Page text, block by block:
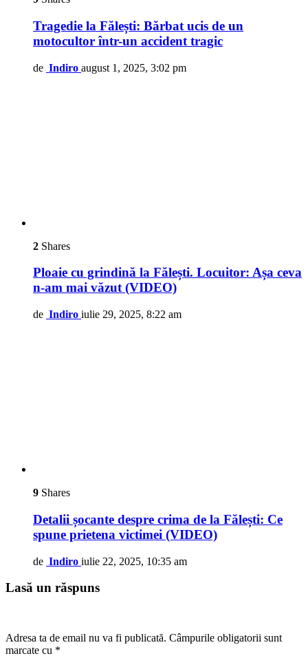
Tragedie la Fălești: Bărbat ucis de un
motocultor într-un accident tragic
de Indiro august 1, 2025, 3:02 pm
2 Shares
Ploaie cu grindină la Fălești. Locuitor: Așa ceva
n-am mai văzut (VIDEO)
de Indiro iulie 29, 2025, 8:22 am
9 Shares
Detalii șocante despre crima de la Fălești: Ce
spune prietena victimei (VIDEO)
de Indiro iulie 22, 2025, 10:35 am
Lasă un răspuns
Adresa ta de email nu va fi publicată. Câmpurile obligatorii sunt
marcate cu *